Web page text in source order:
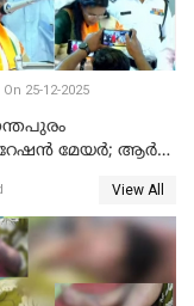
25-12-2025
മേയർ; ആര്‍
View All